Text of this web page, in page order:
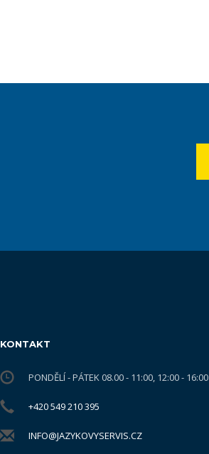
KONTAKT
PONDĚLÍ - PÁTEK 08.00 - 11:00, 12:00 - 16:00
+420 549 210 395
INFO@JAZYKOVYSERVIS.CZ